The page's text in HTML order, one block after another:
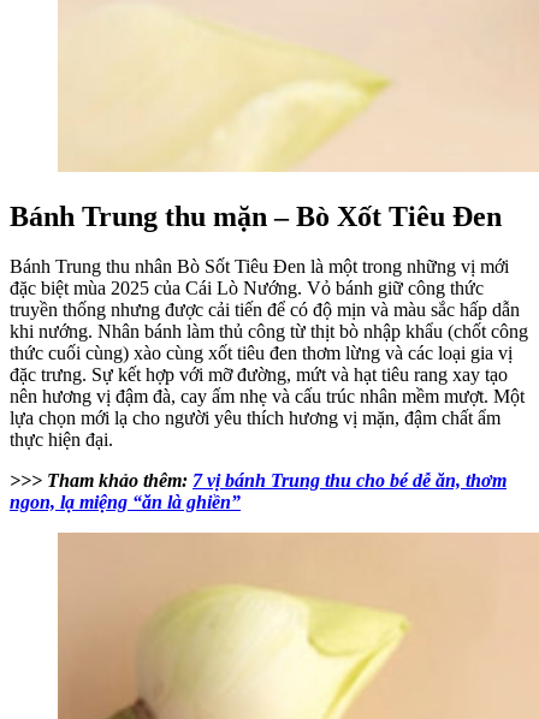
Bánh Trung thu mặn – Bò Xốt Tiêu Đen
Bánh Trung thu nhân Bò Sốt Tiêu Đen là một trong những vị mới
đặc biệt mùa 2025 của Cái Lò Nướng. Vỏ bánh giữ công thức
truyền thống nhưng được cải tiến để có độ mịn và màu sắc hấp dẫn
khi nướng. Nhân bánh làm thủ công từ thịt bò nhập khẩu (chốt công
thức cuối cùng) xào cùng xốt tiêu đen thơm lừng và các loại gia vị
đặc trưng. Sự kết hợp với mỡ đường, mứt và hạt tiêu rang xay tạo
nên hương vị đậm đà, cay ấm nhẹ và cấu trúc nhân mềm mượt. Một
lựa chọn mới lạ cho người yêu thích hương vị mặn, đậm chất ẩm
thực hiện đại.
>>> Tham khảo thêm: 7 vị bánh Trung thu cho bé dễ ăn, thơm
ngon, lạ miệng “ăn là ghiền”